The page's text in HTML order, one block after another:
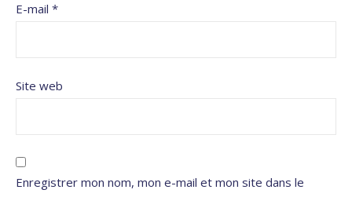
E-mail *
Site web
Enregistrer mon nom, mon e-mail et mon site dans le